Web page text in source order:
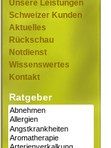
Unsere Leistungen
Schweizer Kunden
Aktuelles
Rückschau
Notdienst
Wissenswertes
Kontakt
Ratgeber